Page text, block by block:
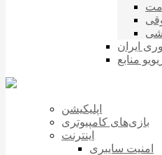
ایران
منابع
اپلیکیشن
بازی‌های کامپیوتری
اینترنت
امنیت سایبری